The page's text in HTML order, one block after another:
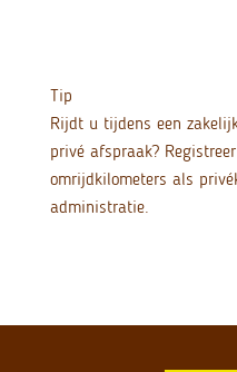
Tip
Rijdt u tijdens een
privé afspraak?
omrijdkilometers als
administratie.